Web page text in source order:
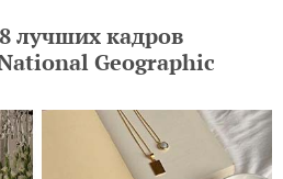
лучших кадров
Geographic